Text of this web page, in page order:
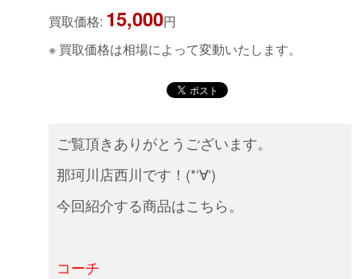
買取価格: 15,000円
※ 買取価格は相場によって変動いたします。
ご覧頂きありがとうございます。
那珂川店西川です！(*‘∀‘)
今回紹介する商品はこちら。
コーチ